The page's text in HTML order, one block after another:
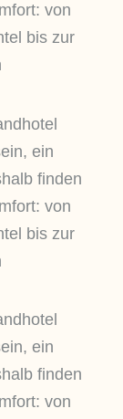
von
bis zur
ein
finden
von
bis zur
ein
finden
von